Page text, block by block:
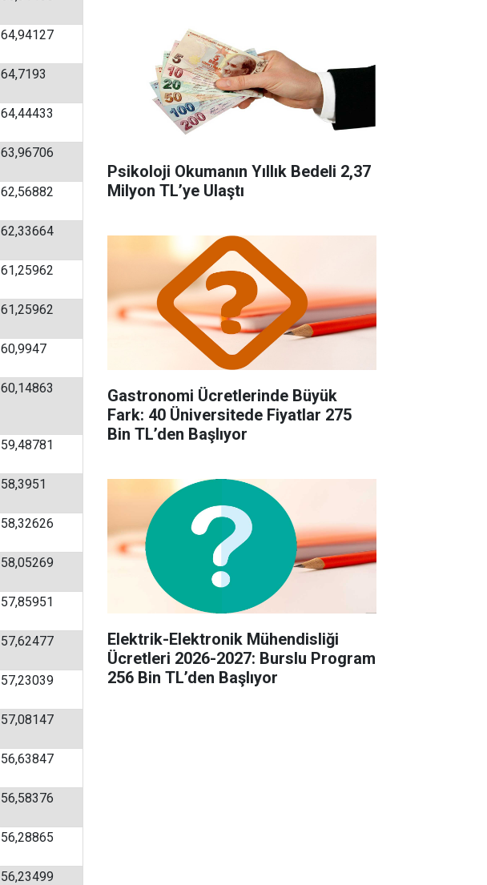
64,94127
64,7193
64,44433
63,96706
62,56882
62,33664
61,25962
61,25962
60,9947
60,14863
59,48781
58,3951
58,32626
58,05269
57,85951
57,62477
57,23039
57,08147
56,63847
56,58376
56,28865
56,23499
Psikoloji Okumanın Yıllık Bedeli 2,37
Milyon TL’ye Ulaştı
Gastronomi Ücretlerinde Büyük
Fark: 40 Üniversitede Fiyatlar 275
Bin TL’den Başlıyor
Elektrik-Elektronik Mühendisliği
Ücretleri 2026-2027: Burslu Program
256 Bin TL’den Başlıyor